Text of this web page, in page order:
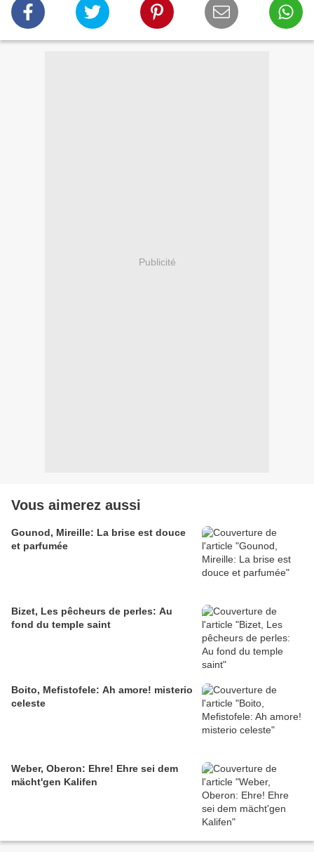
Publicité
Vous aimerez aussi
Gounod, Mireille: La brise est douce
et parfumée
Bizet, Les pêcheurs de perles: Au
fond du temple saint
Boito, Mefistofele: Ah amore! misterio
celeste
Weber, Oberon: Ehre! Ehre sei dem
mächt'gen Kalifen